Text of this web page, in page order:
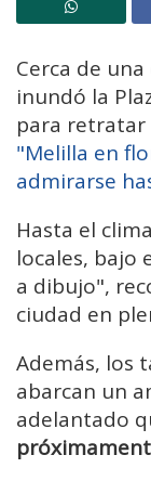
Cerca de
inundó la
para retratar
"Melilla en
admirarse
Hasta el
locales, bajo
a dibujo",
ciudad en
Además, los
abarcan un
adelantado